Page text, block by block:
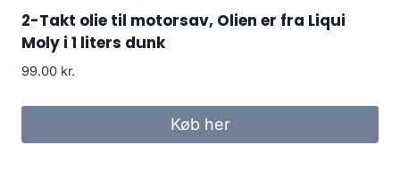
2-Takt olie til motorsav, Olien er fra Liqui
Moly i 1 liters dunk
99.00 kr.
Køb her